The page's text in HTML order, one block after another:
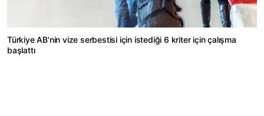
Türkiye AB'nin vize serbestisi için istediği 6 kriter için çalışma
başlattı